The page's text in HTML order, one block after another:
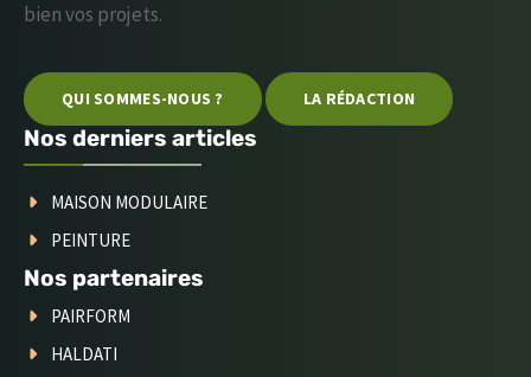
bien vos projets.
QUI SOMMES-NOUS ? LA RÉDACTION
Nos derniers articles
MAISON MODULAIRE
PEINTURE
Nos partenaires
PAIRFORM
HALDATI